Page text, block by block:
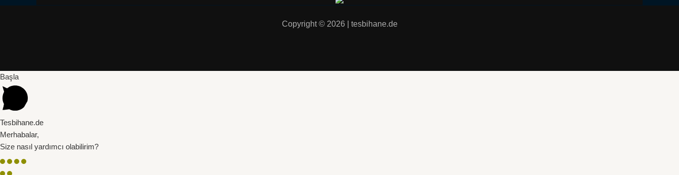
Copyright © 2026 | tesbihane.de
Başla
Tesbihane.de
Merhabalar,
Size nasıl yardımcı olabilirim?